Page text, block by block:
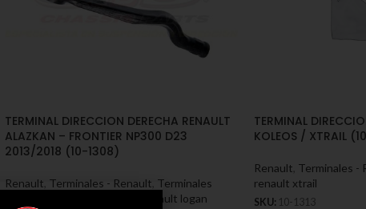
TERMINAL DIRECCION DERECHA RENAULT
ALAZKAN – FRONTIER NP300 D23
2013/2018 (10-1308)
Renault Terminales - Renault Terminales
Terminales renault logan
TERMINAL
KOLEOS / XTRAIL
Renault Terminales -
renault xtrail
SKU: 10-1313